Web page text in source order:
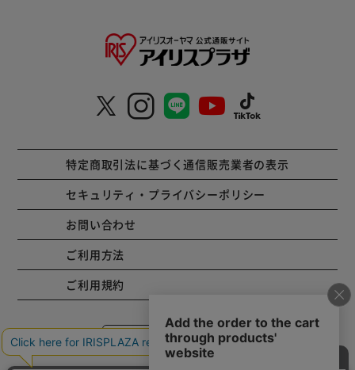
特定商取引法に基づく通信販売業者の表示
セキュリティ・プライバシーポリシー
お問い合わせ
ご利用方法
ご利用規約
コーポレートサイト